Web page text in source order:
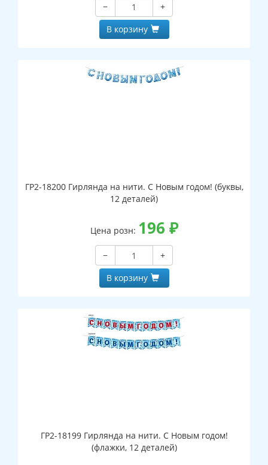
−
+
В корзину
ГР2-18200 Гирлянда на нити. С Новым годом! (буквы,
12 деталей)
Цена розн: 196 ₽
−
+
В корзину
ГР2-18199 Гирлянда на нити. С Новым годом!
(флажки, 12 деталей)